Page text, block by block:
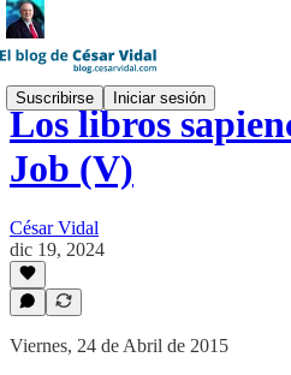
Suscribirse Iniciar sesión
Los libros
Job (V)
César Vidal
dic 19, 2024
Viernes, 24 de Abril de 2015